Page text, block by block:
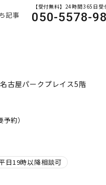
記事
【受付無料】24時間365日受
050-5578-
古屋パークプレイス5階
約）
日19時以降相談可